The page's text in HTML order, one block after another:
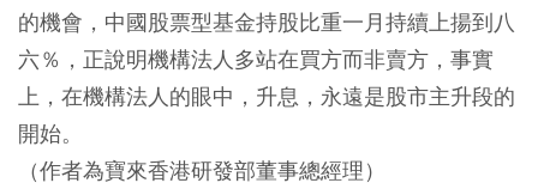
的機會，中國股票型基金持股比重一月持續上揚到八
六％，正說明機構法人多站在買方而非賣方，事實
上，在機構法人的眼中，升息，永遠是股市主升段的
開始。
（作者為寶來香港研發部董事總經理）